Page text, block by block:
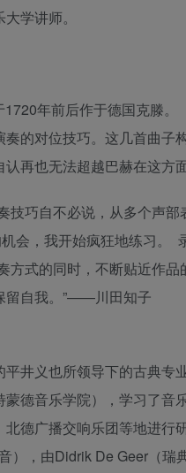
大学讲师。
年前后作于德国克滕
的对位技巧。这几首曲子
再也无法超越巴赫在这方面
技巧自不必说，从多个声
会，我开始疯狂地练习。
方式的同时，不断贴近作
留自我。”——川田知子
井义也所领导下的古典专
德音乐学院），学习了音
德广播交响乐团等地进行
），由Didrik De Geer（瑞